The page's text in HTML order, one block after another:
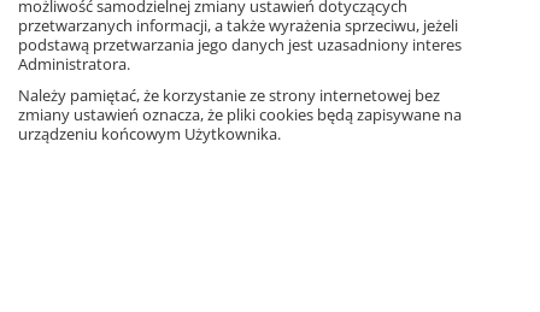
możliwość samodzielnej zmiany ustawień dotyczących
przetwarzanych informacji, a także wyrażenia sprzeciwu, jeżeli
podstawą przetwarzania jego danych jest uzasadniony interes
Administratora.
Należy pamiętać, że korzystanie ze strony internetowej bez
zmiany ustawień oznacza, że pliki cookies będą zapisywane na
urządzeniu końcowym Użytkownika.